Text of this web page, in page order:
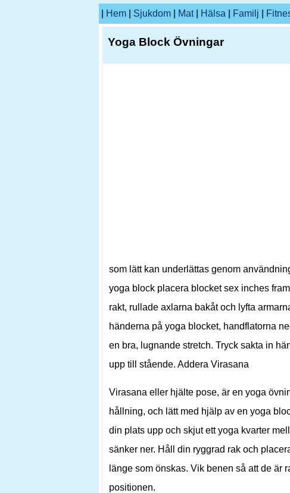
Hem Sjukdom Mat| Hälsa Familj
Yoga Block Övningar
som lätt kan underlättas genom
yoga block placera blocket sex inches
rakt, rullade axlarna bakåt och lyfta
händerna på yoga blocket, handflatorna
en bra, lugnande stretch. Tryck sakta in
upp till stående. Addera Virasana
Virasana eller hjälte pose, är en yoga
hållning, och lätt med hjälp av en yoga
din plats upp och skjut ett yoga kvarter
sänker ner. Håll din ryggrad rak och
länge som önskas. Vik benen så att de är
positionen.